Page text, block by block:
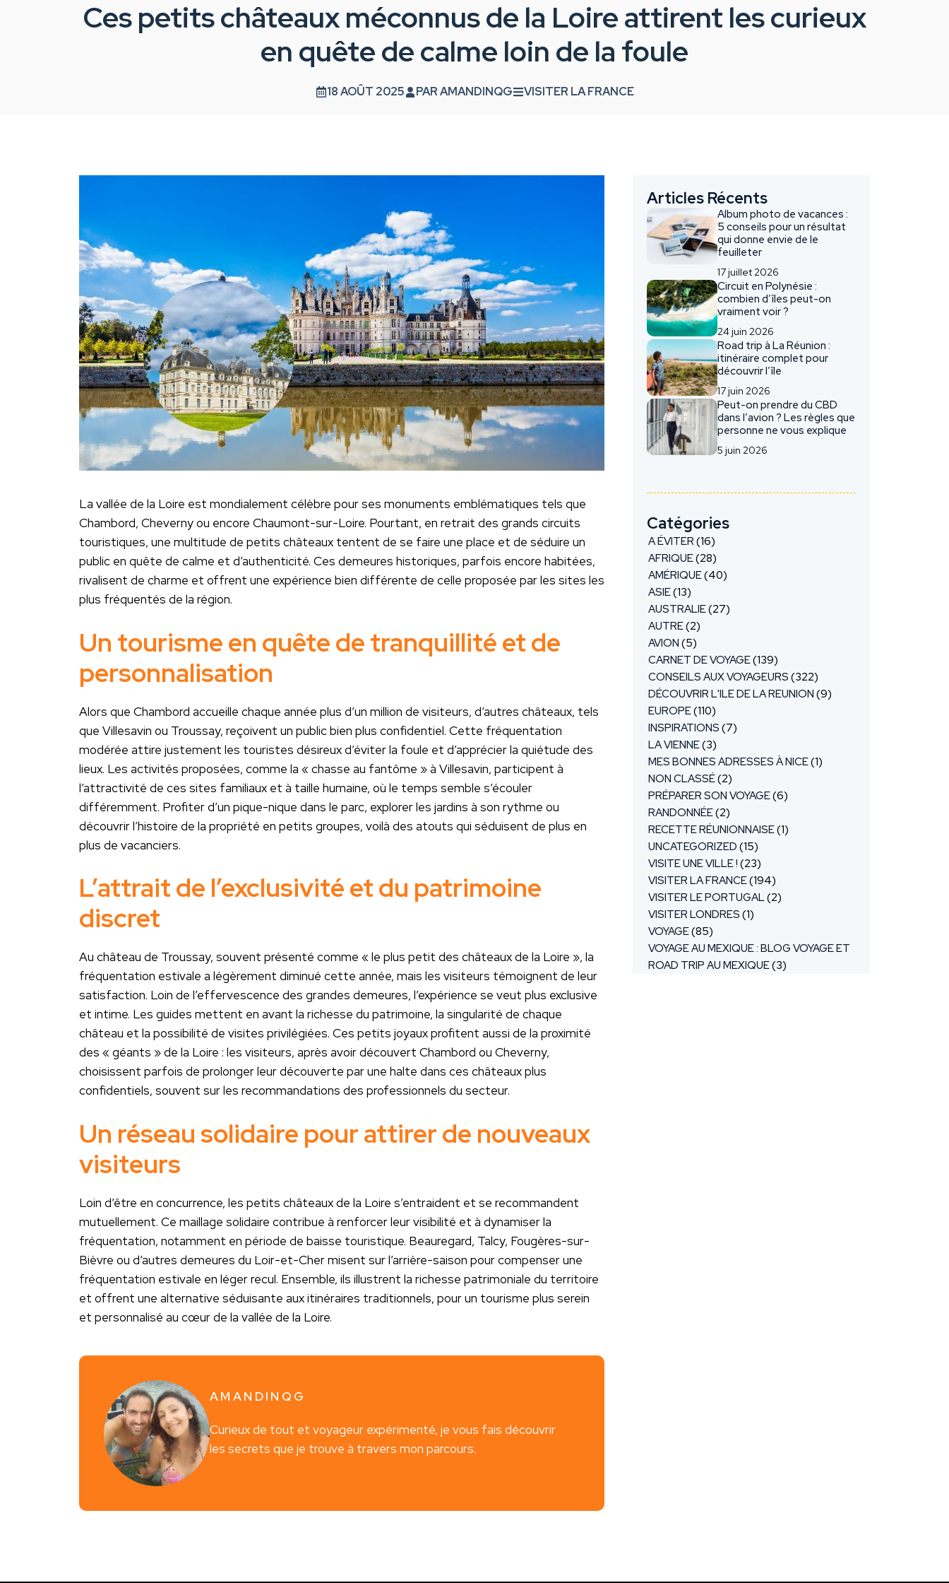
Ces petits châteaux méconnus de la Loire attirent les curieux
en quête de calme loin de la foule
18 AOÛT 2025 PARAMANDINQG VISITER LA FRANCE
La vallée de la Loire est mondialement célèbre pour ses monuments emblématiques tels que
Chambord, Cheverny ou encore Chaumont-sur-Loire. Pourtant, en retrait des grands circuits
touristiques, une multitude de petits châteaux tentent de se faire une place et de séduire un
public en quête de calme et d’authenticité. Ces demeures historiques, parfois encore habitées,
rivalisent de charme et offrent une expérience bien différente de celle proposée par les sites les
plus fréquentés de la région.
Un tourisme en quête de tranquillité et de
personnalisation
Alors que Chambord accueille chaque année plus d’un million de visiteurs, d’autres châteaux, tels
que Villesavin ou Troussay, reçoivent un public bien plus confidentiel. Cette fréquentation
modérée attire justement les touristes désireux d’éviter la foule et d’apprécier la quiétude des
lieux. Les activités proposées, comme la « chasse au fantôme » à Villesavin, participent à
l’attractivité de ces sites familiaux et à taille humaine, où le temps semble s’écouler
différemment. Profiter d’un pique-nique dans le parc, explorer les jardins à son rythme ou
découvrir l’histoire de la propriété en petits groupes, voilà des atouts qui séduisent de plus en
plus de vacanciers.
L’attrait de l’exclusivité et du patrimoine
discret
Au château de Troussay, souvent présenté comme « le plus petit des châteaux de la Loire », la
fréquentation estivale a légèrement diminué cette année, mais les visiteurs témoignent de leur
satisfaction. Loin de l’effervescence des grandes demeures, l’expérience se veut plus exclusive
et intime. Les guides mettent en avant la richesse du patrimoine, la singularité de chaque
château et la possibilité de visites privilégiées. Ces petits joyaux profitent aussi de la proximité
des « géants » de la Loire : les visiteurs, après avoir découvert Chambord ou Cheverny,
choisissent parfois de prolonger leur découverte par une halte dans ces châteaux plus
confidentiels, souvent sur les recommandations des professionnels du secteur.
Un réseau solidaire pour attirer de nouveaux
visiteurs
Loin d’être en concurrence, les petits châteaux de la Loire s’entraident et se recommandent
mutuellement. Ce maillage solidaire contribue à renforcer leur visibilité et à dynamiser la
fréquentation, notamment en période de baisse touristique. Beauregard, Talcy, Fougères-sur-
Bièvre ou d’autres demeures du Loir-et-Cher misent sur l’arrière-saison pour compenser une
fréquentation estivale en léger recul. Ensemble, ils illustrent la richesse patrimoniale du territoire
et offrent une alternative séduisante aux itinéraires traditionnels, pour un tourisme plus serein
et personnalisé au cœur de la vallée de la Loire.
AMANDINQG
Curieux de tout et voyageur expérimenté, je vous fais découvrir
les secrets que je trouve à travers mon parcours.
Articles Récents
Album photo de vacances :
5 conseils pour un résultat
qui donne envie de le
feuilleter
17 juillet 2026
Circuit en Polynésie :
combien d’îles peut-on
vraiment voir ?
24 juin 2026
Road trip à La Réunion :
itinéraire complet pour
découvrir l’île
17 juin 2026
Peut-on prendre du CBD
dans l’avion ? Les règles que
personne ne vous explique
5 juin 2026
Catégories
A ÉVITER (16)
AFRIQUE(28)
AMÉRIQUE(40)
ASIE(13)
AUSTRALIE(27)
AUTRE(2)
AVION (5)
CARNET DE VOYAGE(139)
CONSEILS AUX VOYAGEURS (322)
DÉCOUVRIR L'ILE DE LA REUNION (9)
EUROPE(110)
INSPIRATIONS (7)
LA VIENNE(3)
MES BONNES ADRESSES À NICE(1)
NON CLASSÉ(2)
PRÉPARER SON VOYAGE(6)
RANDONNÉE(2)
RECETTE RÉUNIONNAISE(1)
UNCATEGORIZED (15)
VISITE UNE VILLE ! (23)
VISITER LA FRANCE(194)
VISITER LE PORTUGAL(2)
VISITER LONDRES (1)
VOYAGE(85)
VOYAGE AU MEXIQUE : BLOG VOYAGE ET
ROAD TRIP AU MEXIQUE(3)